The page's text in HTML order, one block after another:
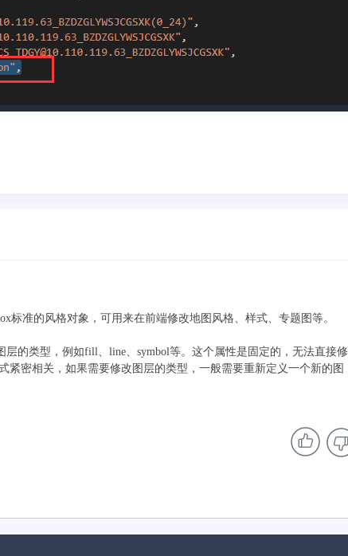
标准的风格对象，可用来在前端修改地图风格、样式、专题图等。
层的类型，例如fill、line、symbol等。这个属性是固定的，无法直接修
紧密相关，如果需要修改图层的类型，一般需要重新定义一个新的图